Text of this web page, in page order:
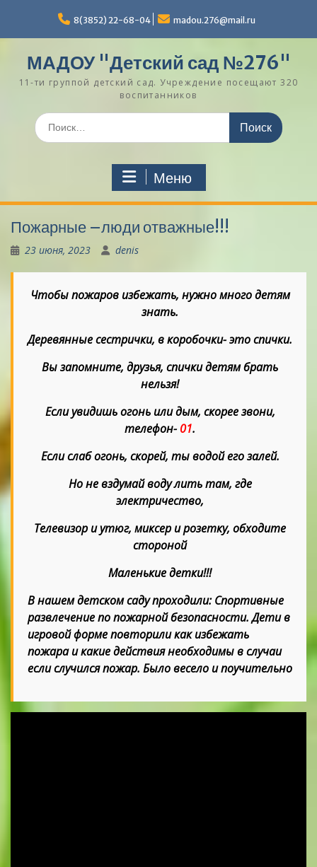
содержимому
8(3852) 22-68-04 madou.276@mail.ru
МАДОУ "Детский сад №276"
11-ти группой детский сад. Учреждение посещают 320
воспитанников
Поиск
по:
Меню
Пожарные –люди отважные!!!
23 июня, 2023 denis
Чтобы пожаров избежать, нужно много детям
знать.
Деревянные сестрички, в коробочки- это спички.
Вы запомните, друзья, спички детям брать
нельзя!
Если увидишь огонь или дым, скорее звони,
телефон- 01.
Если слаб огонь, скорей, ты водой его залей.
Но не вздумай воду лить там, где
электричество,
Телевизор и утюг, миксер и розетку, обходите
стороной
Маленькие детки!!!
В нашем детском саду проходили: Спортивные
развлечение по пожарной безопасности. Дети в
игровой форме повторили как избежать
пожара и какие действия необходимы в случаи
если случился пожар. Было весело и поучительно